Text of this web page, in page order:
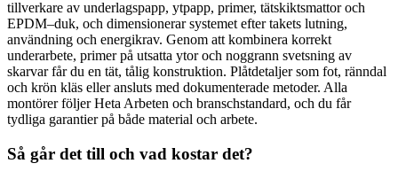
tillverkare av underlagspapp, ytpapp, primer, tätskiktsmattor och
EPDM–duk, och dimensionerar systemet efter takets lutning,
användning och energikrav. Genom att kombinera korrekt
underarbete, primer på utsatta ytor och noggrann svetsning av
skarvar får du en tät, tålig konstruktion. Plåtdetaljer som fot, ränndal
och krön kläs eller ansluts med dokumenterade metoder. Alla
montörer följer Heta Arbeten och branschstandard, och du får
tydliga garantier på både material och arbete.
Så går det till och vad kostar det?